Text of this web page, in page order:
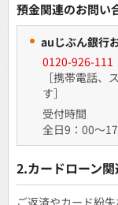
預金関連のお問い
auじぶん銀行
0120-926-111
［携帯電話
す］
受付時間
全日9：00～
2.カードローン
ご返済やカード紛